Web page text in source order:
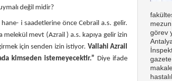
değil midir?
i saadetlerine önce Cebrail a.s. gelir.
melekül mevt (Azrail ) a.s. kapıya gelir izin
için senden izin istiyor. Vallahi Azrail
kimseden istemeyecektir.” Diye ifade
görev